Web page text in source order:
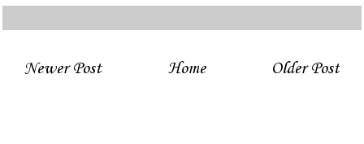
Newer Post Older Post
Home